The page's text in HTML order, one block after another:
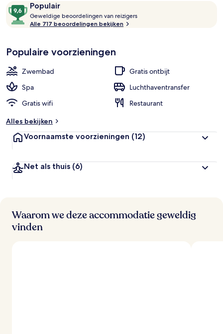
€ 186
Beoordelingen
Populair
9,6
van
10,
Geweldige beoordelingen van reizigers
i
e
b
o
r
n
Alle 717 beoordelingen bekijken
Populaire voorzieningen
Zwembad
Gratis ontbijt
Spa
Luchthaventransfer
Gratis wifi
Restaurant
Alles bekijken
Voornaamste voorzieningen (12)
Net als thuis (6)
Waarom we deze accommodatie geweldig
vinden